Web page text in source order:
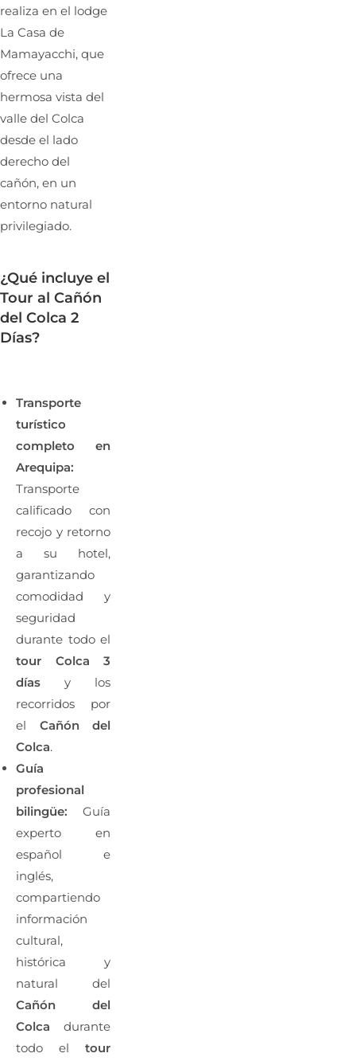
realiza en el lodge
La Casa de
Mamayacchi, que
ofrece una
hermosa vista del
valle del Colca
desde el lado
derecho del
cañón, en un
entorno natural
privilegiado.
¿Qué incluye el
Tour al Cañón
del Colca 2
Días?
Transporte
turístico
completo en
Arequipa:
Transporte
calificado con
recojo y retorno
a su hotel,
garantizando
comodidad y
seguridad
durante todo el
tour Colca 3
días y los
recorridos por
el Cañón del
Colca.
Guía
profesional
bilingüe: Guía
experto en
español e
inglés,
compartiendo
información
cultural,
histórica y
natural del
Cañón del
Colca durante
todo el tour